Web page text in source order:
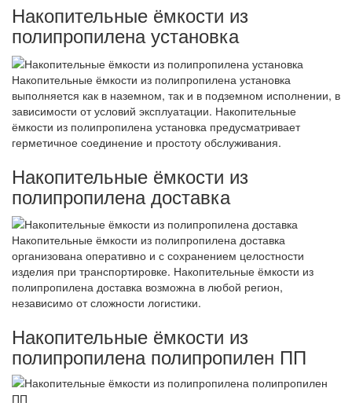
Накопительные ёмкости из
полипропилена установка
Накопительные ёмкости из полипропилена установка
выполняется как в наземном, так и в подземном исполнении, в
зависимости от условий эксплуатации. Накопительные
ёмкости из полипропилена установка предусматривает
герметичное соединение и простоту обслуживания.
Накопительные ёмкости из
полипропилена доставка
Накопительные ёмкости из полипропилена доставка
организована оперативно и с сохранением целостности
изделия при транспортировке. Накопительные ёмкости из
полипропилена доставка возможна в любой регион,
независимо от сложности логистики.
Накопительные ёмкости из
полипропилена полипропилен ПП